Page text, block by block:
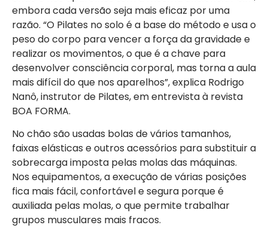
embora cada versão seja mais eficaz por uma
razão. “O Pilates no solo é a base do método e usa o
peso do corpo para vencer a força da gravidade e
realizar os movimentos, o que é a chave para
desenvolver consciência corporal, mas torna a aula
mais difícil do que nos aparelhos”, explica Rodrigo
Nanô, instrutor de Pilates, em entrevista à revista
BOA FORMA.
No chão são usadas bolas de vários tamanhos,
faixas elásticas e outros acessórios para substituir a
sobrecarga imposta pelas molas das máquinas.
Nos equipamentos, a execução de várias posições
fica mais fácil, confortável e segura porque é
auxiliada pelas molas, o que permite trabalhar
grupos musculares mais fracos.